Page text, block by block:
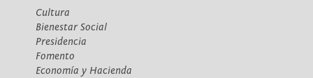
Cultura
Bienestar Social
Presidencia
Fomento
Economía y Hacienda